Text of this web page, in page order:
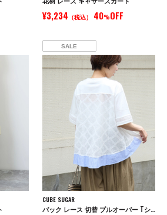
¥3,234 （税込） 40%OFF
SALE
CUBE SUGAR
バック レース 切替 プルオーバー Tシャツ